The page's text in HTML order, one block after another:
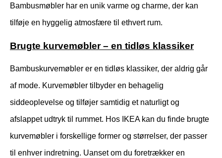
Bambusmøbler har en unik varme og charme, der kan
tilføje en hyggelig atmosfære til ethvert rum.
Brugte kurvemøbler – en tidløs klassiker
Bambuskurvemøbler er en tidløs klassiker, der aldrig går
af mode. Kurvemøbler tilbyder en behagelig
siddeoplevelse og tilføjer samtidig et naturligt og
afslappet udtryk til rummet. Hos IKEA kan du finde brugte
kurvemøbler i forskellige former og størrelser, der passer
til enhver indretning. Uanset om du foretrækker en